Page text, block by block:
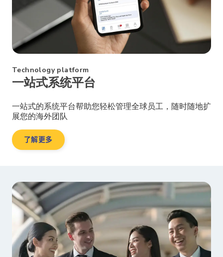
Technology platform
一站式系统平台
一站式的系统平台帮助您轻松管理全球员工，随时随地扩
展您的海外团队
了解更多